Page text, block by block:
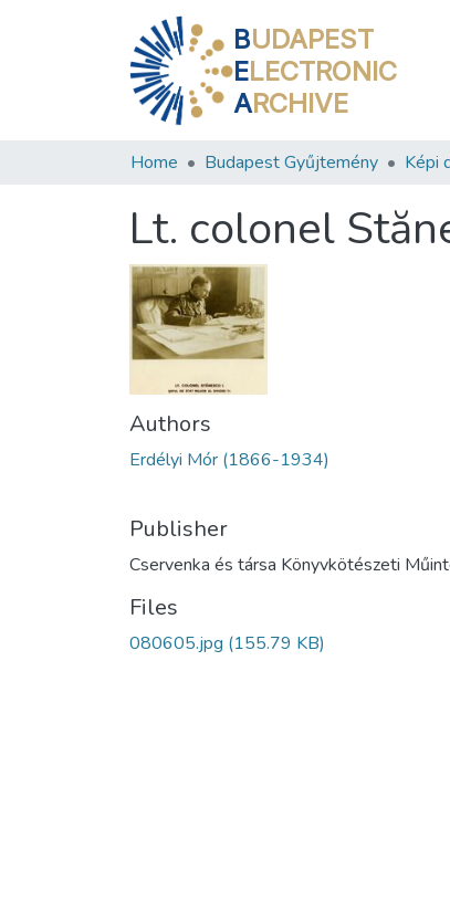
BUDAPEST
ELECTRONIC
ARCHIVE
Home Budapest Gyűjtemény Képi
Lt. colonel
Authors
Erdélyi Mór (1866-1934)
Publisher
Cservenka és társa Könyvkötészeti
Files
080605.jpg (155.79 KB)